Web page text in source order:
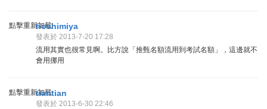
點擊重新加載hoshimiya
發表於 2013-7-20 17:28
流用其實也很常見啊。比方說「推甄名額流用到考試名額」，這邊就不
會用挪用
點擊重新加載tiantian
發表於 2013-6-30 22:46